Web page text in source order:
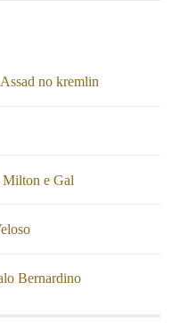
no kremlin
Milton e Gal
Bernardino